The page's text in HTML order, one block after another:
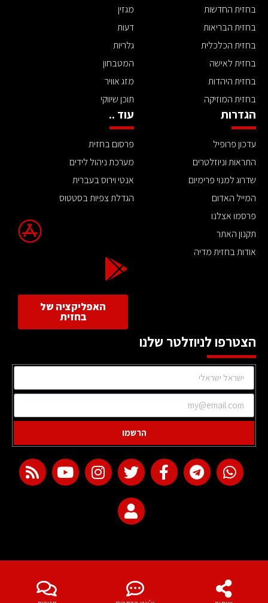
בחזית החדשות
בחזית הבריאות
בחזית הכלכלית
בחזית לאישה
בחזית היהדות
בחזית המוזיקה
מגזין
דעות
גלריות
המטבחון
מזג אוויר
תוכן שיווקי
הגדרות
עדכון פרופיל
התראות וניוזלטרים
שדרוג למנוי פרימיום
המייל האדום
פרסמו אצלנו
תקנון האתר
אודות בחזית מדיה
עוד ..
פרסום בחזית
מערכת ניהול לידים
אנטי וירוס בעברית
הגדלת צפיות בסטטוס
האפליקציה של
בחזית
הצטרפו לניוזלטר שלנו
הרשמו
web development